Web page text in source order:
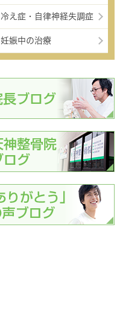
冷え症・自律神経失調症
妊娠中の治療